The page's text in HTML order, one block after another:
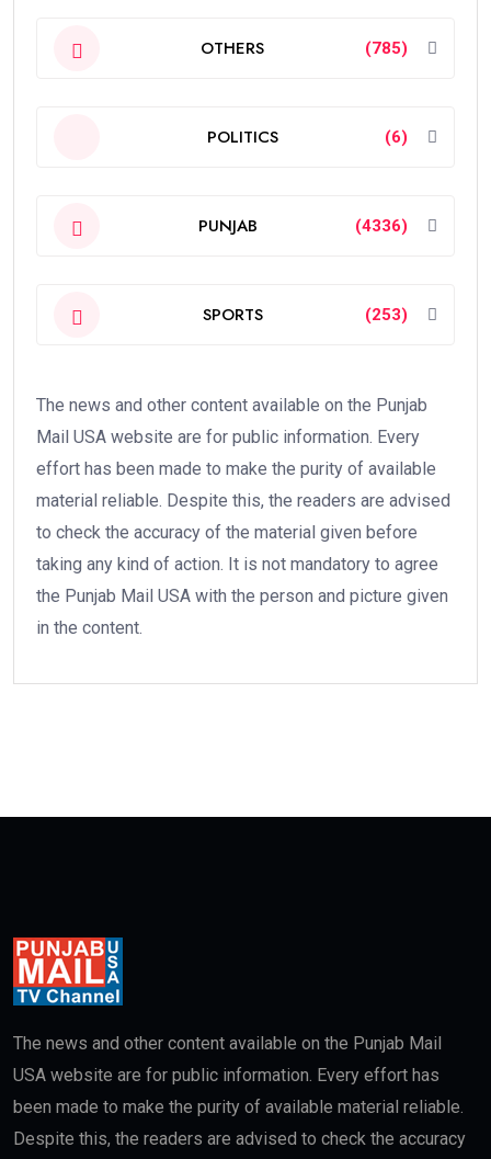
OTHERS (785)
POLITICS (6)
PUNJAB (4336)
SPORTS (253)
The news and other content available on the Punjab
Mail USA website are for public information. Every
effort has been made to make the purity of available
material reliable. Despite this, the readers are advised
to check the accuracy of the material given before
taking any kind of action. It is not mandatory to agree
the Punjab Mail USA with the person and picture given
in the content.
The news and other content available on the Punjab Mail
USA website are for public information. Every effort has
been made to make the purity of available material reliable.
Despite this, the readers are advised to check the accuracy